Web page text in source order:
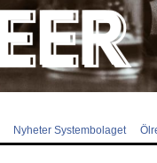
Nyheter Systembolaget